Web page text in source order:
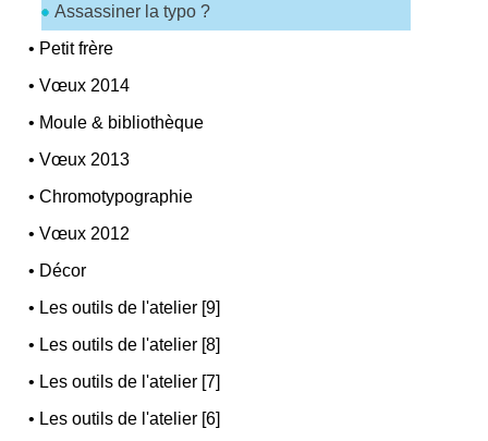
Assassiner la typo ?
• Petit frère
•Vœux 2014
• Moule & bibliothèque
•Vœux 2013
•Chromotypographie
•Vœux 2012
• Décor
• Les outils de l'atelier [9]
• Les outils de l'atelier [8]
• Les outils de l'atelier [7]
• Les outils de l'atelier [6]